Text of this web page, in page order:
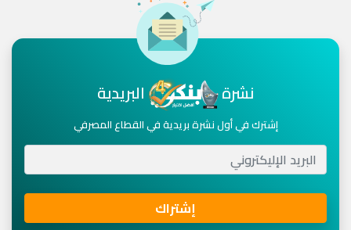
نشرة البريدية
إشترك في أول نشرة بريدية في القطاع المصرفي